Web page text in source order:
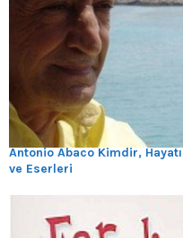
Antonio Abaco Kimdir, Hayatı
ve Eserleri